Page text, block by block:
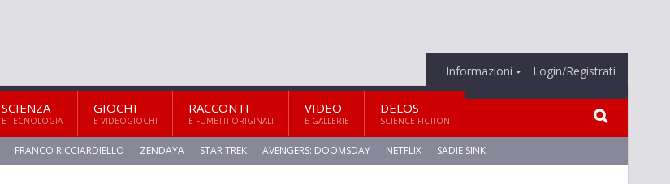
Informazioni Login/Registrati
SCIENZA
E TECNOLOGIA
GIOCHI
E VIDEOGIOCHI
RACCONTI
E FUMETTI ORIGINALI
VIDEO
E GALLERIE
DELOS
SCIENCE FICTION
FRANCO RICCIARDIELLO ZENDAYA STAR TREK AVENGERS: DOOMSDAY NETFLIX SADIE SINK